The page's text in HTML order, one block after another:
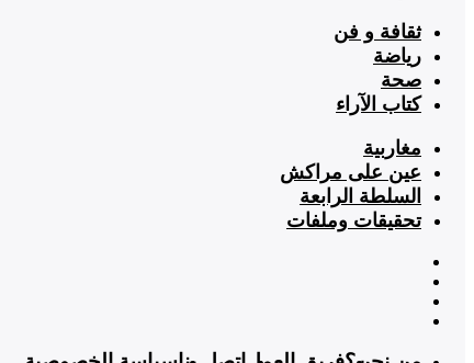
ثقافة و فن
رياضة
صحة
كتاب الآراء
مغاربية
عين على مراكش
السلطة الرابعة
تحقيقات وملفات